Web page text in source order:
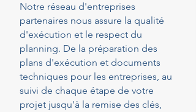
Notre réseau d'entreprises
partenaires nous assure la qualité
d'exécution et le respect du
planning. De la préparation des
plans d'exécution et documents
techniques pour les entreprises, au
suivi de chaque étape de votre
projet jusqu'à la remise des clés,